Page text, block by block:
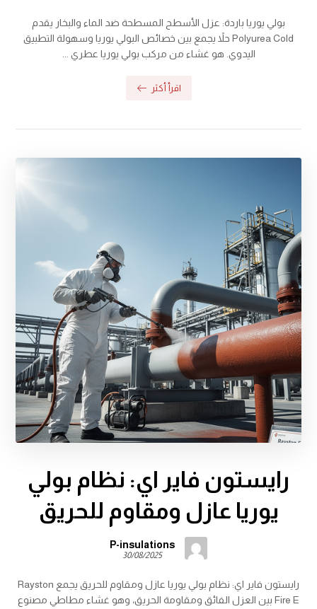
بولي يوريا باردة: عزل الأسطح المسطحة ضد الماء والبخار يقدم
Polyurea Cold حلاً يجمع بين خصائص البولي يوريا وسهولة التطبيق
اليدوي. هو غشاء من مركب بولي يوريا عطري ...
اقرأ أكثر
رايستون فاير اي: نظام بولي
يوريا عازل ومقاوم للحريق
P-insulations
30/08/2025
رايستون فاير اي: نظام بولي يوريا عازل ومقاوم للحريق يجمع Rayston
Fire E بين العزل الفائق ومقاومة الحريق، وهو غشاء مطاطي مصنوع